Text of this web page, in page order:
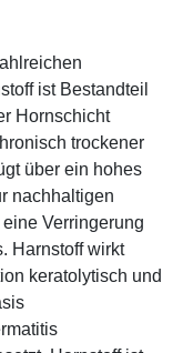
ist Bestandteil
Hornschicht
trockener
über ein hohes
nachhaltigen
Verringerung
Harnstoff wirkt
keratolytisch und